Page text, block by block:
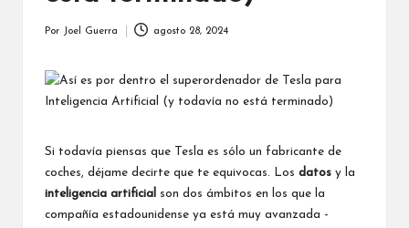
Por Joel Guerra agosto 28, 2024
Si todavía piensas que Tesla es sólo un fabricante de
coches, déjame decirte que te equivocas. Los datos y la
inteligencia artificial
son dos ámbitos en los que la
compañía estadounidense ya está muy avanzada -